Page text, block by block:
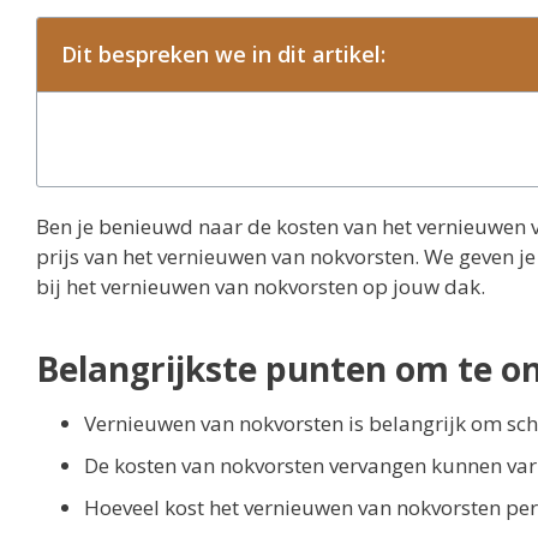
Dit bespreken we in dit artikel:
Ben je benieuwd naar de kosten van het
prijs van het vernieuwen van nokvorsten. We geven
bij het vernieuwen van nokvorsten op jouw dak.
Belangrijkste punten om te
Vernieuwen van nokvorsten is belangrijk om
De kosten van nokvorsten vervangen kunnen
Hoeveel kost het vernieuwen van nokvorsten